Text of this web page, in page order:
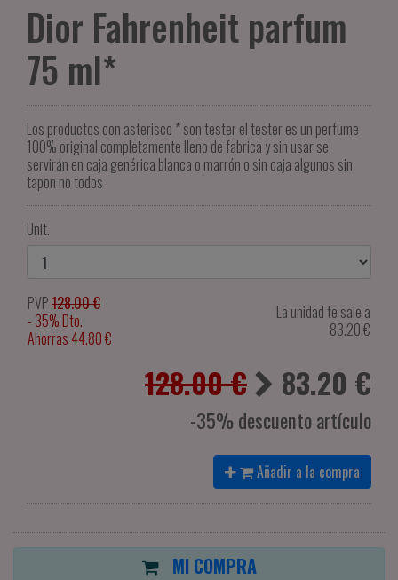
Dior Fahrenheit parfum
75 ml*
Los productos con asterisco * son tester el tester es un perfume
100% original completamente lleno de fabrica y sin usar se
servirán en caja genérica blanca o marrón o sin caja algunos sin
tapon no todos
Unit.
PVP128.00 €
- 35% Dto.
Ahorras 44.80 €
La unidad te sale a
83.20€
128.00 € 83.20 €
-35% descuento artículo
Añadir a la compra
MI COMPRA